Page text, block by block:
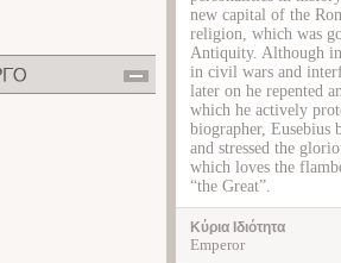
new capital of the
religion, which was
Antiquity. Although
in civil wars and
later on he repented
which he actively
biographer, Eusebius
and stressed the
which loves the
“the Great”.
Κύρια Ιδιότητα
Emperor